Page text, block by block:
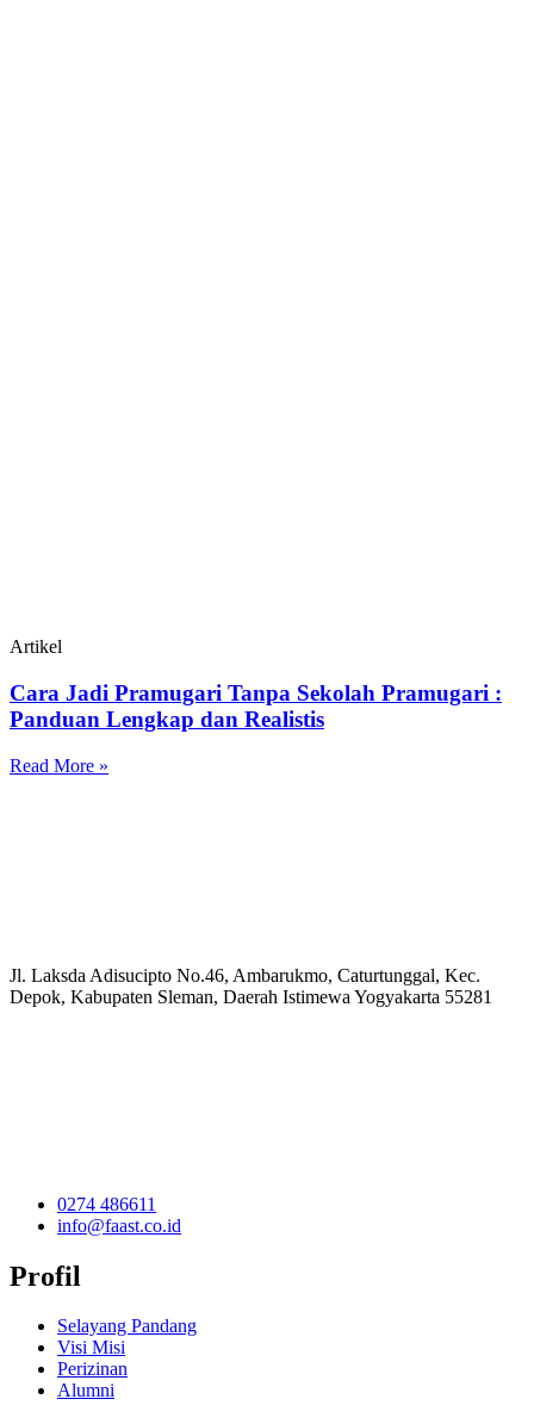
Artikel
Cara Jadi Pramugari Tanpa Sekolah Pramugari :
Panduan Lengkap dan Realistis
Read More »
Jl. Laksda Adisucipto No.46, Ambarukmo, Caturtunggal, Kec.
Depok, Kabupaten Sleman, Daerah Istimewa Yogyakarta 55281
0274 486611
info@faast.co.id
Profil
Selayang Pandang
Visi Misi
Perizinan
Alumni